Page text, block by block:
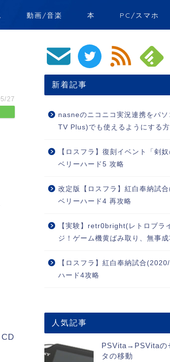
動画/音楽 本 PC/スマホ
27
新着記事
nasneのニコニコ実況連携をパ
TV Plus)でも使えるようにする
【ロスフラ】復刻イベント「剣奴
ベリーハード5 攻略
改定版【ロスフラ】紅白奉納試
ベリーハード4 再攻略
【実験】retr0bright(レトロブラ
ジ！ゲーム機黄ばみ取り、無事成
【ロスフラ】紅白奉納試合
ハード4攻略
人気記事
PSVita→PSVitaの
タの移動